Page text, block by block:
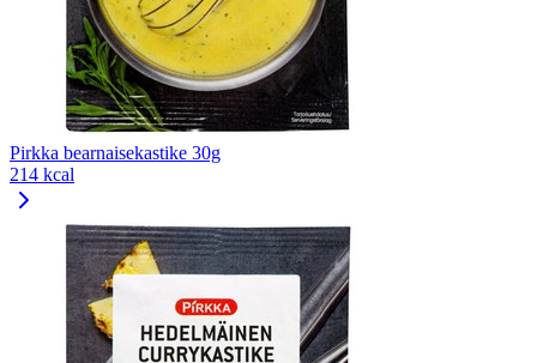
Pirkka bearnaisekastike 30g
214 kcal